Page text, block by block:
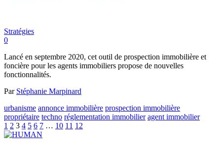
Stratégies
0
Lancé en septembre 2020, cet outil de prospection immobilière et
foncière pour les agents immobiliers propose de nouvelles
fonctionnalités.
Par Stéphanie Marpinard
urbanisme annonce immobilière prospection immobilière
propriétaire techno réglementation immobilier agent immobilier
1 2 3 4 5 6 7 … 10 11 12